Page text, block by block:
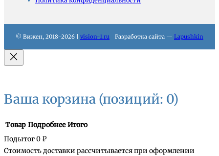
© Вижен, 2018–2026 | vision-1.ru Разработка сайта — Lapushkin
Ваша корзина (позиций: 0)
Товар Подробнее Итого
Подытог0 ₽
Стоимость доставки рассчитывается при оформлении